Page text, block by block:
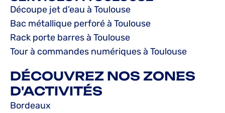
Découpe jet d’eau à Toulouse
Bac métallique perforé à Toulouse
Rack porte barres à Toulouse
Tour à commandes numériques à Toulouse
DÉCOUVREZ NOS ZONES
D'ACTIVITÉS
Bordeaux